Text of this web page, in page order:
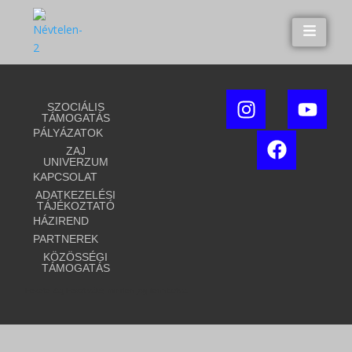
SZOCIÁLIS
TÁMOGATÁS
PÁLYÁZATOK
ZAJ
UNIVERZUM
KAPCSOLAT
ADATKEZELÉSI
TÁJÉKOZTATÓ
HÁZIREND
PARTNEREK
KÖZÖSSÉGI
TÁMOGATÁS